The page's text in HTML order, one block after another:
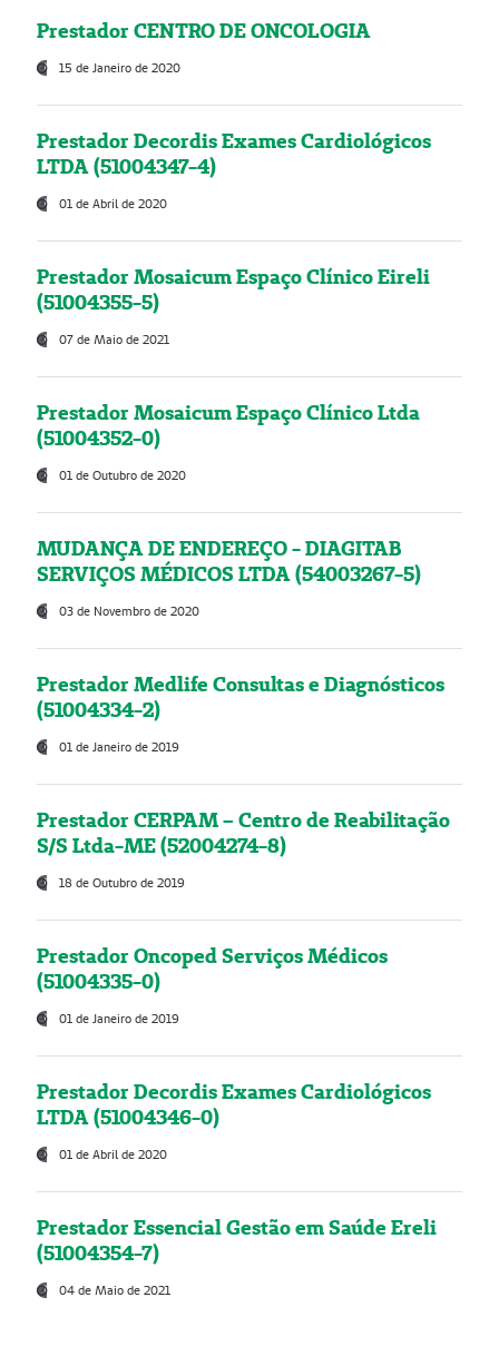
Prestador CENTRO DE ONCOLOGIA
15 de Janeiro de 2020
Prestador Decordis Exames Cardiológicos
LTDA (51004347-4)
01 de Abril de 2020
Prestador Mosaicum Espaço Clínico Eireli
(51004355-5)
07 de Maio de 2021
Prestador Mosaicum Espaço Clínico Ltda
(51004352-0)
01 de Outubro de 2020
MUDANÇA DE ENDEREÇO - DIAGITAB
SERVIÇOS MÉDICOS LTDA (54003267-5)
03 de Novembro de 2020
Prestador Medlife Consultas e Diagnósticos
(51004334-2)
01 de Janeiro de 2019
Prestador CERPAM – Centro de Reabilitação
S/S Ltda-ME (52004274-8)
18 de Outubro de 2019
Prestador Oncoped Serviços Médicos
(51004335-0)
01 de Janeiro de 2019
Prestador Decordis Exames Cardiológicos
LTDA (51004346-0)
01 de Abril de 2020
Prestador Essencial Gestão em Saúde Ereli
(51004354-7)
04 de Maio de 2021